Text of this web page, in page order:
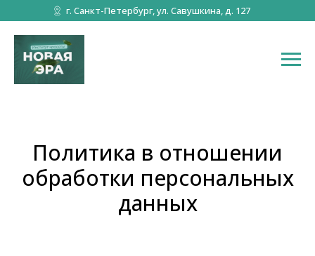
г. Санкт-Петербург, ул. Савушкина, д. 127
Политика в отношении
обработки персональных
данных